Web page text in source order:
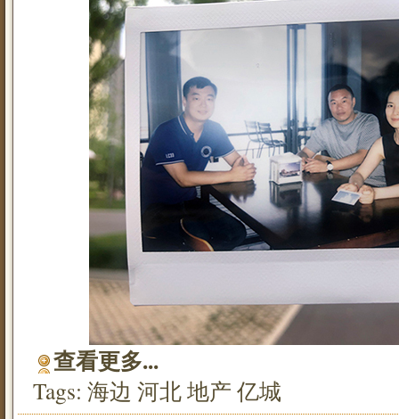
查看更多...
Tags: 海边 河北地产 亿城